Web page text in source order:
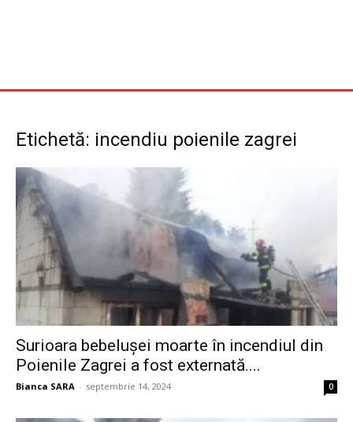
Etichetă: incendiu poienile zagrei
Surioara bebelușei moarte în incendiul din
Poienile Zagrei a fost externată....
Bianca SARA - septembrie 14, 2024 0